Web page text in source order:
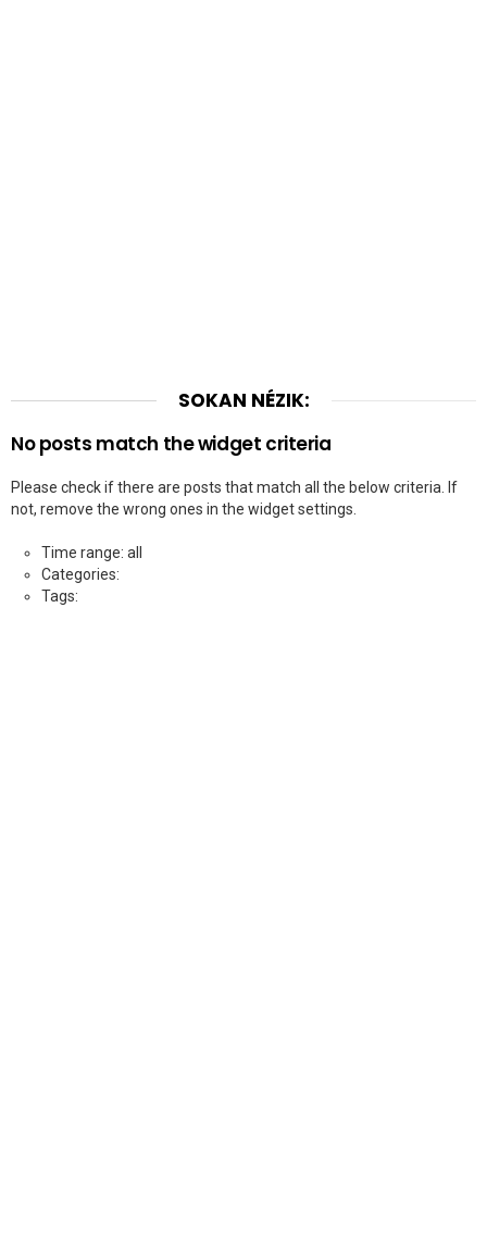
SOKAN NÉZIK:
No posts match the widget criteria
Please check if there are posts that match all the below criteria. If
not, remove the wrong ones in the widget settings.
Time range: all
Categories:
Tags: